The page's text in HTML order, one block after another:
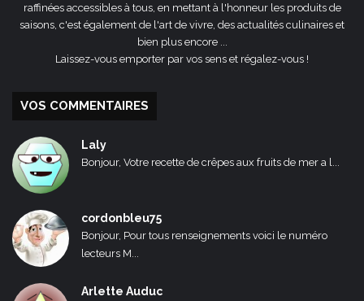
raffinées accessibles à tous, en mettant à l'honneur les produits de
saisons, c'est également de l'art de vivre, des actualités culinaires et
bien plus encore ...
Laissez-vous emporter par vos sens et régalez-vous !
VOS COMMENTAIRES
Laly
Bonjour, Votre recette de crêpes aux fruits de mer a l...
cordonbleu75
Bonjour, Pour tous renseignements voici le numéro
lecteurs M...
Arlette Auduc